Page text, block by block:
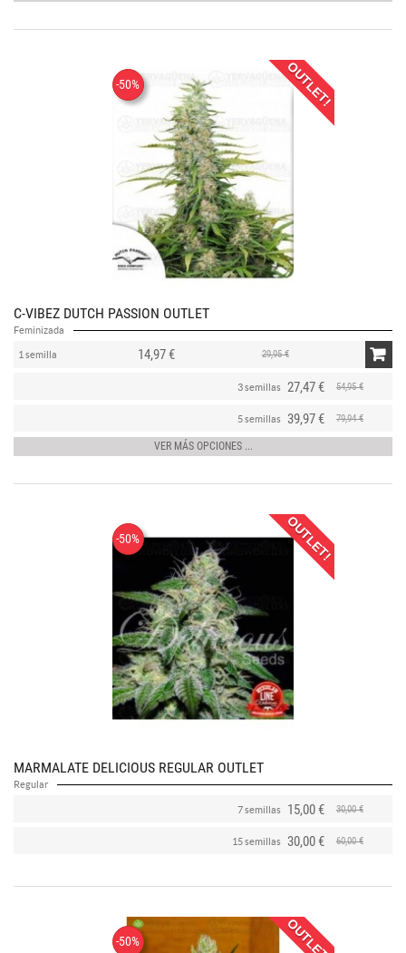
-50% OUTLET!
C-VIBEZ DUTCH PASSION OUTLET
Feminizada
1 semilla 14,97 € 29,95 €
3 semillas 27,47 € 54,95 €
5 semillas 39,97 € 79,94 €
VER MÁS OPCIONES ...
-50% OUTLET!
MARMALATE DELICIOUS REGULAR OUTLET
Regular
7 semillas 15,00 € 30,00 €
15 semillas 30,00 € 60,00 €
-50% OUTLET!